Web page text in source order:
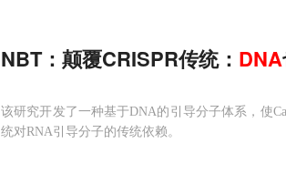
NBT：颠覆CRISPR传统： DNA
该研究开发了一种基于DNA的引导分子体系，使
统对RNA引导分子的传统依赖。